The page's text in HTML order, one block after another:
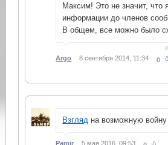
Максим! Это не значит, что
информации до членов
В общем, все можно было
Argo 8 сентября 2014, 11:34 0
Взгляд на возможную
Pamir 5 мая 2016, 09:53